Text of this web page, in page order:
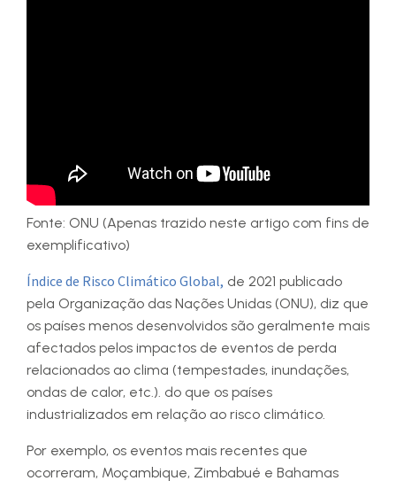
Fonte: ONU (Apenas trazido neste artigo com fins de
exemplificativo)
Índice de Risco Climático Global, de 2021 publicado
pela Organização das Nações Unidas (ONU), diz que
os países menos desenvolvidos são geralmente mais
afectados pelos impactos de eventos de perda
relacionados ao clima (tempestades, inundações,
ondas de calor, etc.). do que os países
industrializados em relação ao risco climático.
Por exemplo, os eventos mais recentes que
ocorreram, Moçambique, Zimbabué e Bahamas